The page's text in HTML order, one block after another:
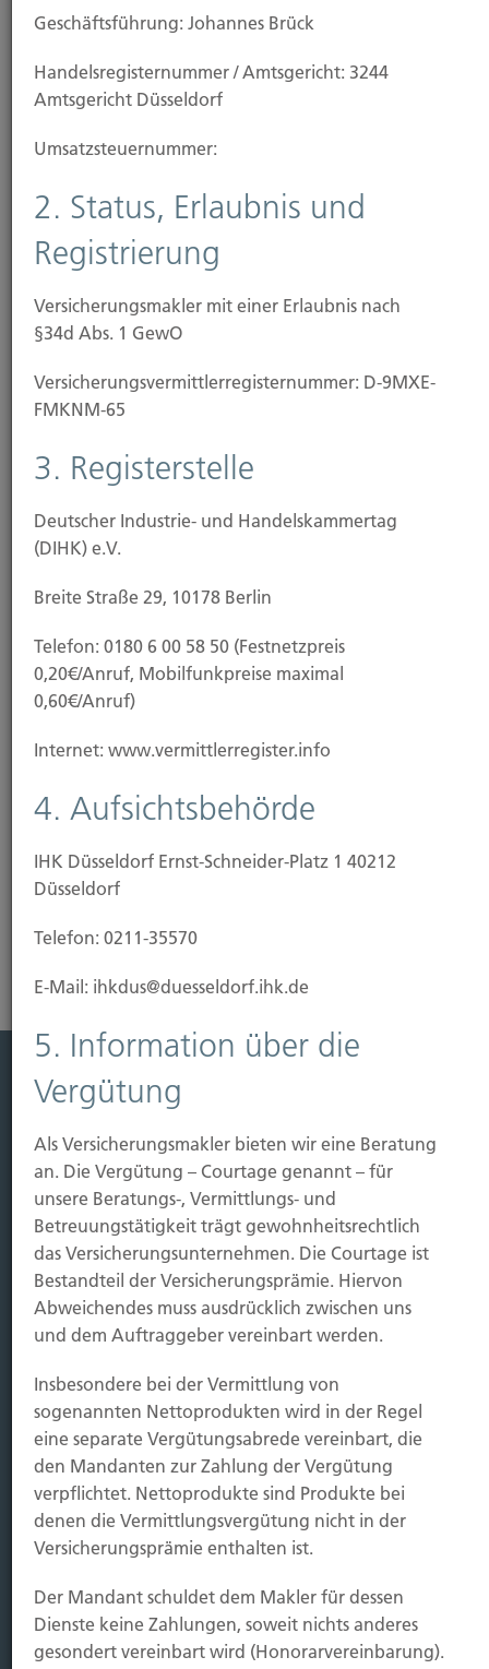
Es ist an der Zeit ein paar Fragen zu stellen.
Vorsorgen
Wir sorgen für Durchblick bei Ihrer Altersvorsorge.
Sichern
Wir helfen Ihnen sich für jegliche Situation abzusichern
Leistung
Leben
Vorsorgen
Sichern
Immobilien Vers.
Kauf Grundstück
Baubeginn
Baufertigstellung/Hauskauf
Schaden
Kontakt
Hubert Brück KG| Inhaber: Dipl. Ökonom Johannes
Brück | Kapellstraße 2 | 40479 Düsseldorf
Telefon:0211-490066 | Fax:0211-4911125 |
Kontaktformular
Geschäftsführung: Johannes Brück
Handels­registernummer / Amtsgericht: 3244
Amtsgericht Düsseldorf
Umsatzsteuer­nummer:
2. Status, Erlaubnis und
Registrierung
Versicherungsmakler mit einer Erlaubnis nach
§34d Abs. 1 GewO
Versicherungs­vermittler­registernummer: D-9MXE-
FMKNM-65
3. Registerstelle
Deutscher Industrie- und Handelskammertag
(DIHK) e.V.
Breite Straße 29, 10178 Berlin
Telefon: 0180 6 00 58 50 (Festnetzpreis
0,20€/Anruf, Mobilfunkpreise maximal
0,60€/Anruf)
Internet: www.vermittlerregister.info
4. Aufsichtsbehörde
IHK Düsseldorf Ernst-Schneider-Platz 1 40212
Düsseldorf
Telefon: 0211-35570
E-Mail: ihkdus@duesseldorf.ihk.de
5. Information über die
Vergütung
Als Versicherungsmakler bieten wir eine Beratung
an. Die Vergütung – Courtage genannt – für
unsere Beratungs-, Vermittlungs- und
Betreuungstätigkeit trägt gewohnheitsrechtlich
das Versicherungsunternehmen. Die Courtage ist
Bestandteil der Versicherungsprämie. Hiervon
Abweichendes muss ausdrücklich zwischen uns
und dem Auftraggeber vereinbart werden.
Insbesondere bei der Vermittlung von
sogenannten Nettoprodukten wird in der Regel
eine separate Vergütungsabrede vereinbart, die
den Mandanten zur Zahlung der Vergütung
verpflichtet. Nettoprodukte sind Produkte bei
denen die Vermittlungsvergütung nicht in der
Versicherungsprämie enthalten ist.
Der Mandant schuldet dem Makler für dessen
Dienste keine Zahlungen, soweit nichts anderes
gesondert vereinbart wird (Honorarvereinbarung).